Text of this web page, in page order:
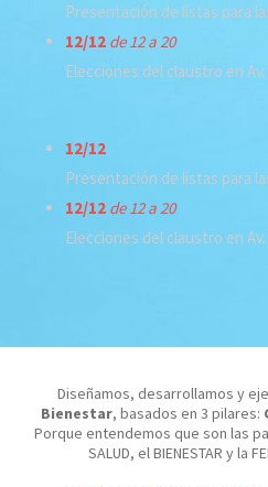
Presentación de listas para
12/12 de 12 a 20
Elecciones del claustro en
12/12
Presentación de listas para
12/12 de 12 a 20
Elecciones del claustro en
Diseñamos, desarrollamos y
Bienestar, basados en 3 pilares:
Porque entendemos que son las
SALUD, el BIENESTAR y la